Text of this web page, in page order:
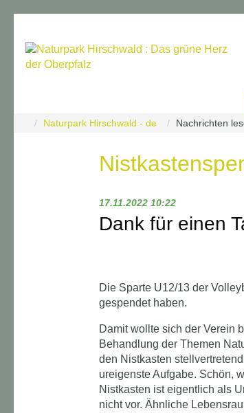
Naturpark Hirschwald - de Nachrichten
17.11.2022 10:22
Dank für einen
Die Sparte U12/13 der
gespendet haben.
Damit wollte sich der Verein
Behandlung der Themen
den Nistkasten
ureigenste Aufgabe. Schön,
Nistkasten ist eigentlich als
nicht vor. Ähnliche